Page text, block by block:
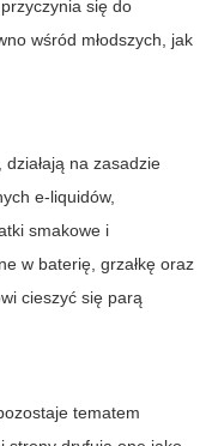
się do
wśród młodszych, jak
działają na zasadzie
e-liquidów,
smakowe i
w baterię, grzałkę oraz
cieszyć się parą
tematem